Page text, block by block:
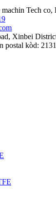
Tech co,
Xinbei
postal kòd: